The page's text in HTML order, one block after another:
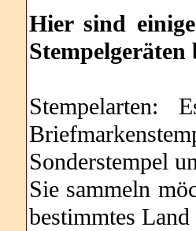
Hier sind
Stempelgeräten
Stempelarten:
Sonderstempel
Sie sammeln
bestimmtes